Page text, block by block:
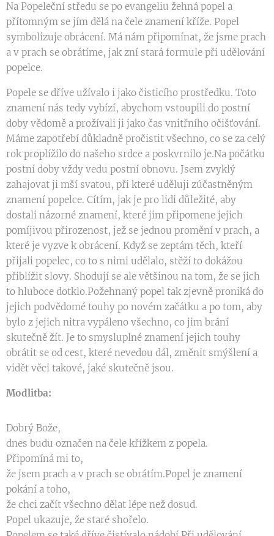
Na Popeleční středu se po evangeliu žehná popel a
přítomným se jím dělá na čele znamení kříže. Popel
symbolizuje obrácení. Má nám připomínat, že jsme prach
a v prach se obrátíme, jak zní stará formule při udělování
popelce.
Popele se dříve užívalo i jako čisticího prostředku. Toto
znamení nás tedy vybízí, abychom vstoupili do postní
doby vědomě a prožívali ji jako čas vnitřního očišťování.
Máme zapotřebí důkladně pročistit všechno, co se za celý
rok proplížilo do našeho srdce a poskvrnilo je.Na počátku
postní doby vždy vedu postní obnovu. Jsem zvyklý
zahajovat ji mší svatou, při které uděluji zúčastněným
znamení popelce. Cítím, jak je pro lidi důležité, aby
dostali názorné znamení, které jim připomene jejich
pomíjivou přirozenost, jež se jednou promění v prach, a
které je vyzve k obrácení. Když se zeptám těch, kteří
přijali popelec, co to s nimi udělalo, stěží to dokážou
přiblížit slovy. Shodují se ale většinou na tom, že se jich
to hluboce dotklo.Požehnaný popel tak zjevně proniká do
jejich podvědomé touhy po novém začátku a po tom, aby
bylo z jejich nitra vypáleno všechno, co jim brání
skutečně žít. Je to smysluplné znamení jejich touhy
obrátit se od cest, které nevedou dál, změnit smýšlení a
vidět věci takové, jaké skutečně jsou.
Modlitba:
Dobrý Bože,
dnes budu označen na čele křížkem z popela.
Připomíná mi to,
že jsem prach a v prach se obrátím.Popel je znamení
pokání a toho,
že chci začít všechno dělat lépe než dosud.
Popel ukazuje, že staré shořelo.